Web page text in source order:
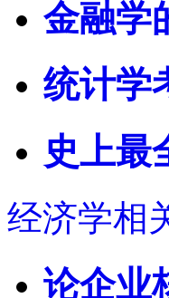
金融学
统计学
史上最
经济学相
论企业